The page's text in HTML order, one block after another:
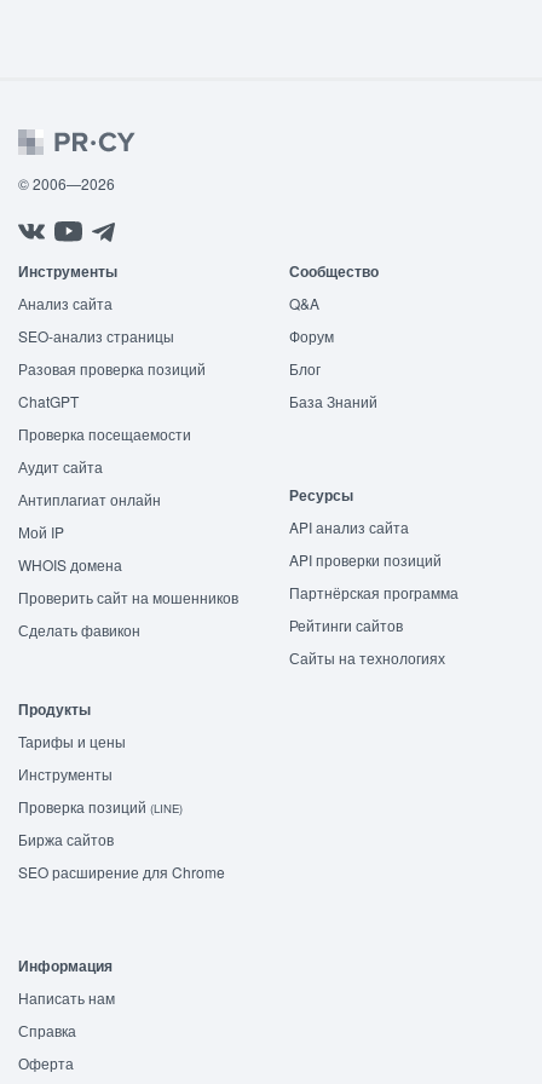
© 2006—2026
Инструменты
Анализ сайта
SEO-анализ страницы
Разовая проверка позиций
ChatGPT
Проверка посещаемости
Аудит сайта
Антиплагиат онлайн
Мой IP
WHOIS домена
Проверить сайт на мошенников
Сделать фавикон
Сообщество
Q&A
Форум
Блог
База Знаний
Ресурсы
API анализ сайта
API проверки позиций
Партнёрская программа
Рейтинги сайтов
Сайты на технологиях
Продукты
Тарифы и цены
Инструменты
Проверка позиций (LINE)
Биржа сайтов
SEO расширение для Chrome
Информация
Написать нам
Справка
Оферта